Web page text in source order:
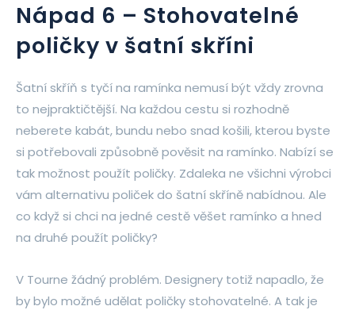
Nápad 6 – Stohovatelné
poličky v šatní skříni
Šatní skříň s tyčí na ramínka nemusí být vždy zrovna
to nejpraktičtější. Na každou cestu si rozhodně
neberete kabát, bundu nebo snad košili, kterou byste
si potřebovali způsobně pověsit na ramínko. Nabízí se
tak možnost použít poličky. Zdaleka ne všichni výrobci
vám alternativu poliček do šatní skříně nabídnou. Ale
co když si chci na jedné cestě věšet ramínko a hned
na druhé použít poličky?
V Tourne žádný problém. Designery totiž napadlo, že
by bylo možné udělat poličky stohovatelné. A tak je